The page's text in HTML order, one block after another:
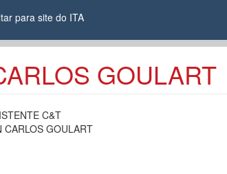
para site do ITA
GOULART
C&T
CARLOS GOULART